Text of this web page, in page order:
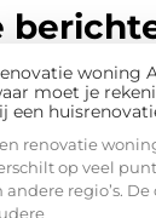
woning
moet je
een
renovatie
op veel
andere regio’s.